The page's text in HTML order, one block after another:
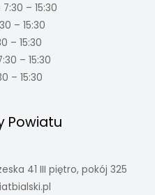
– 15:30
– 15:30
– 15:30
– 15:30
– 15:30
Powiatu
41 III piętro, pokój 325